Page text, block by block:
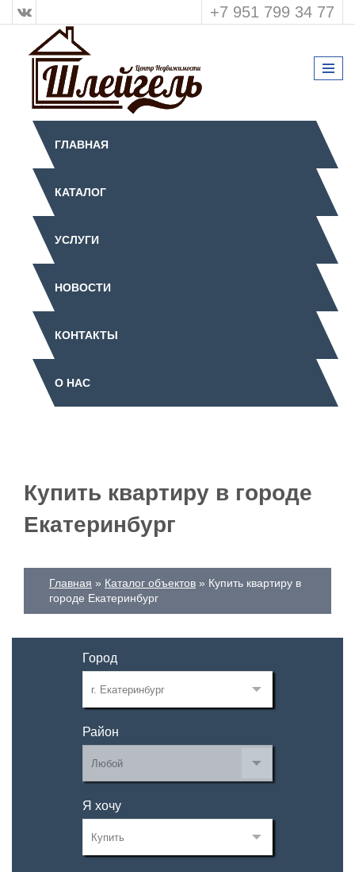
+7 951 799 34 77
ГЛАВНАЯ
КАТАЛОГ
УСЛУГИ
НОВОСТИ
КОНТАКТЫ
О НАС
Купить квартиру в городе
Екатеринбург
Главная Каталог объектов
Купить квартиру в
городе Екатеринбург
Город
Район
Я хочу